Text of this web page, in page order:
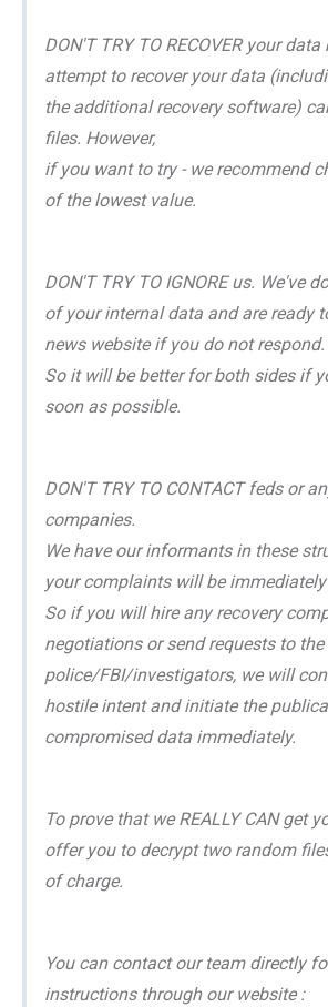
DON'T TRY TO RECOVER your
attempt to recover your data
the additional recovery software)
files. However,
if you want to try - we recommend
of the lowest value.
DON'T TRY TO IGNORE us. We've
of your internal data and are ready
news website if you do not respond.
So it will be better for both sides if
soon as possible.
DON'T TRY TO CONTACT feds or
companies.
We have our informants in these
your complaints will be
So if you will hire any recovery
negotiations or send requests to the
police/FBI/investigators, we will
hostile intent and initiate the
compromised data immediately.
To prove that we REALLY CAN get
offer you to decrypt two random
of charge.
You can contact our team directly
instructions through our website :